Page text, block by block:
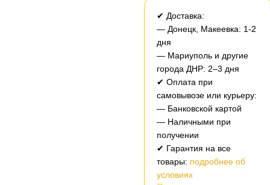
✔ Доставка:
— Донецк, Макеевка: 1-2
дня
— Мариуполь и другие
города ДНР: 2–3 дня
✔ Оплата при
самовывозе или курьеру:
— Банковской картой
— Наличными при
получении
✔ Гарантия на все
товары: подробнее об
условиях